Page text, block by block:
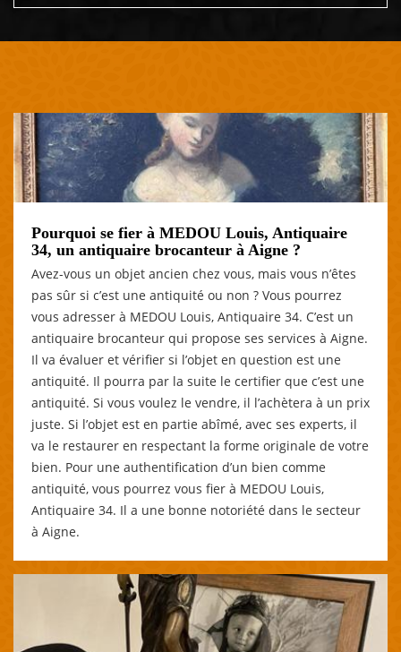
Pourquoi se fier à MEDOU Louis, Antiquaire
34, un antiquaire brocanteur à Aigne ?
Avez-vous un objet ancien chez vous, mais vous n’êtes
pas sûr si c’est une antiquité ou non ? Vous pourrez
vous adresser à MEDOU Louis, Antiquaire 34. C’est un
antiquaire brocanteur qui propose ses services à Aigne.
Il va évaluer et vérifier si l’objet en question est une
antiquité. Il pourra par la suite le certifier que c’est une
antiquité. Si vous voulez le vendre, il l’achètera à un prix
juste. Si l’objet est en partie abîmé, avec ses experts, il
va le restaurer en respectant la forme originale de votre
bien. Pour une authentification d’un bien comme
antiquité, vous pourrez vous fier à MEDOU Louis,
Antiquaire 34. Il a une bonne notoriété dans le secteur
à Aigne.